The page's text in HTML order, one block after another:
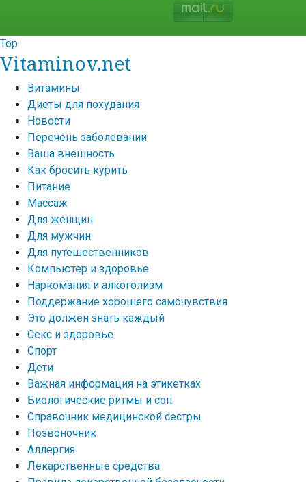
Top
Vitaminov.net
Витамины
Диеты для похудания
Новости
Перечень заболеваний
Ваша внешность
Как бросить курить
Питание
Массаж
Для женщин
Для мужчин
Для путешественников
Компьютер и здоровье
Наркомания и алкоголизм
Поддержание хорошего самочувствия
Это должен знать каждый
Секс и здоровье
Спорт
Дети
Важная информация на этикетках
Биологические ритмы и сон
Справочник медицинской сестры
Позвоночник
Аллергия
Лекарственные средства